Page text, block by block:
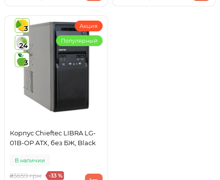
3
24
3
Акция
Популярный
Корпус Chieftec LIBRA LG-
01B-OP ATX, без БЖ, Black
В наличии
₴3659 грн. -33 %